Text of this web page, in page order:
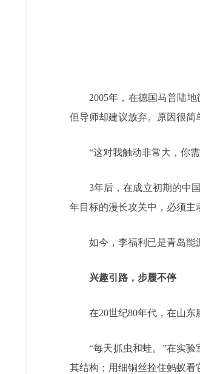
2005年，在德国马普陆
但导师却建议放弃。原因很简
“这对我触动非常大，你
3年后，在成立初期的中
年目标的漫长攻关中，必须主
如今，李福利已是青岛能
兴趣引路，步履不停
在20世纪80年代，在山东
“每天抓虫和蛙。”在实
其结构；用细铜丝拴住蚂蚁看